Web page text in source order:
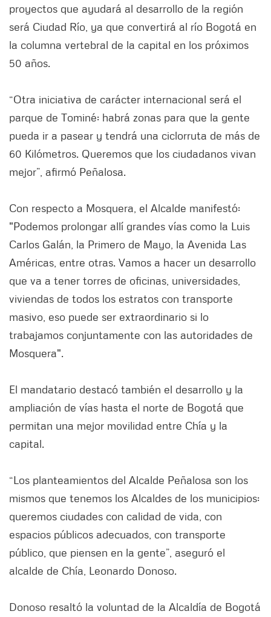
proyectos que ayudará al desarrollo de la región
será Ciudad Río, ya que convertirá al río Bogotá en
la columna vertebral de la capital en los próximos
50 años.
“Otra iniciativa de carácter internacional será el
parque de Tominé: habrá zonas para que la gente
pueda ir a pasear y tendrá una ciclorruta de más de
60 Kilómetros. Queremos que los ciudadanos vivan
mejor”, afirmó Peñalosa.
Con respecto a Mosquera, el Alcalde manifestó:
"Podemos prolongar allí grandes vías como la Luis
Carlos Galán, la Primero de Mayo, la Avenida Las
Américas, entre otras. Vamos a hacer un desarrollo
que va a tener torres de oficinas, universidades,
viviendas de todos los estratos con transporte
masivo, eso puede ser extraordinario si lo
trabajamos conjuntamente con las autoridades de
Mosquera".
El mandatario destacó también el desarrollo y la
ampliación de vías hasta el norte de Bogotá que
permitan una mejor movilidad entre Chía y la
capital.
“Los planteamientos del Alcalde Peñalosa son los
mismos que tenemos los Alcaldes de los municipios:
queremos ciudades con calidad de vida, con
espacios públicos adecuados, con transporte
público, que piensen en la gente”, aseguró el
alcalde de Chía, Leonardo Donoso.
Donoso resaltó la voluntad de la Alcaldía de Bogotá